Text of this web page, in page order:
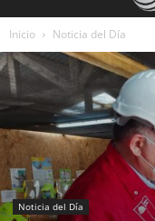
Inicio Noticia del Día
Noticia del Día